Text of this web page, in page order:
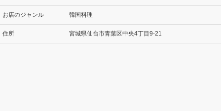
お店のジャンル 韓国料理
住所 宮城県仙台市青葉区中央4丁目9-21